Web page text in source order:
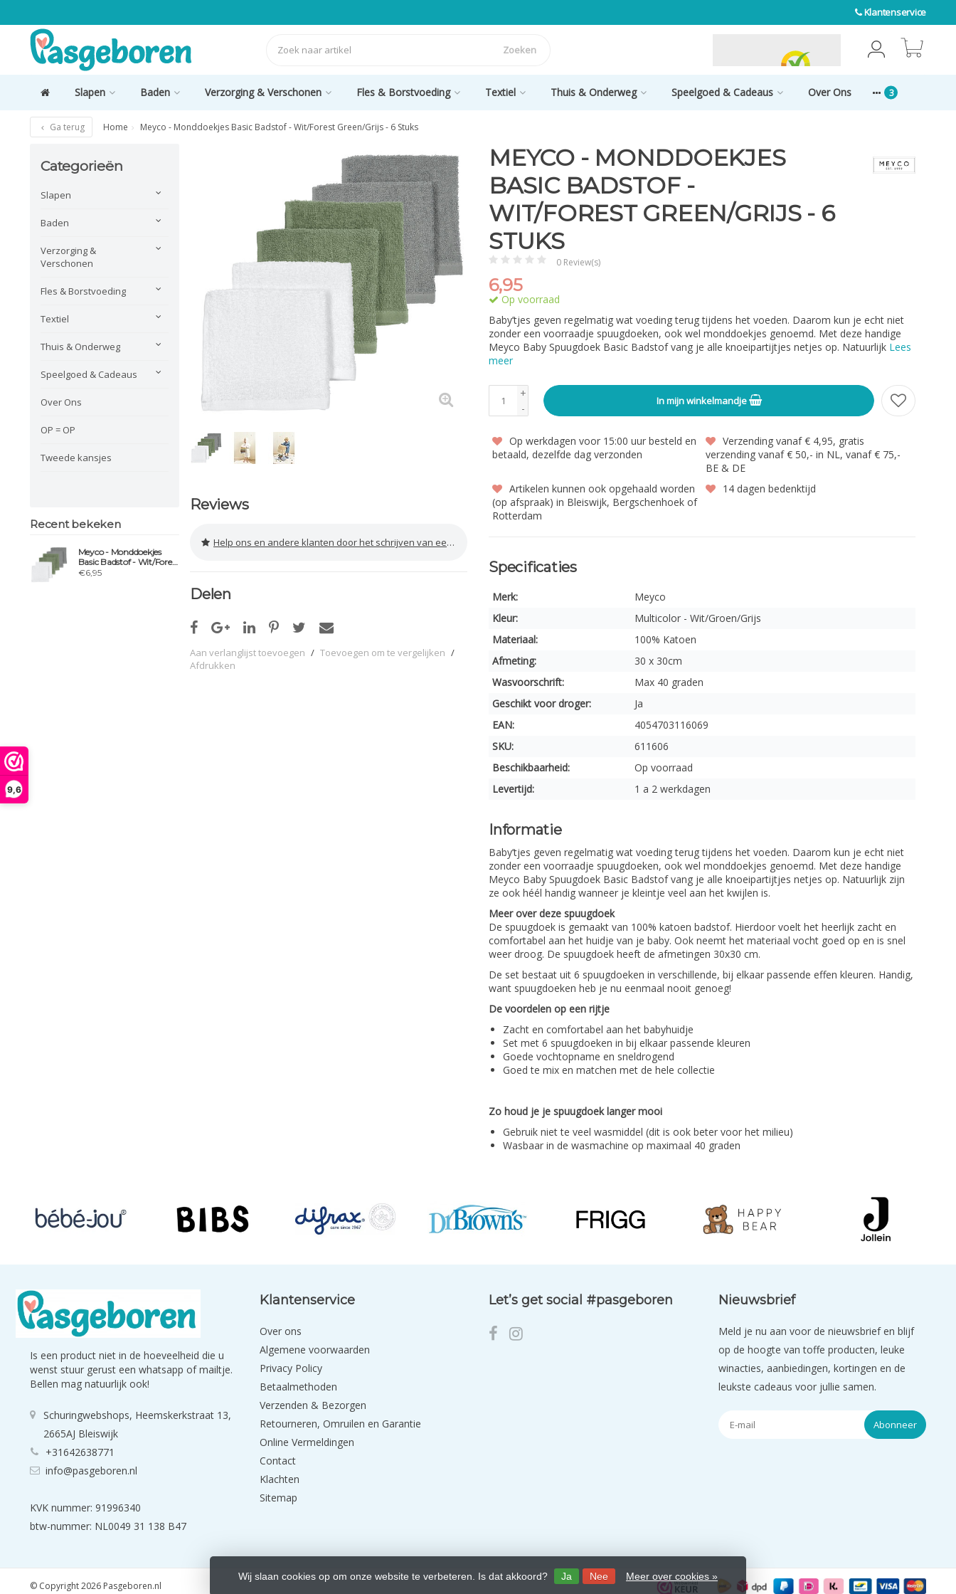
9,6
Wij slaan cookies op om onze website te verbeteren. Is dat akkoord? Ja Nee Meer over cookies »
Klantenservice
Zoeken
Slapen Baden Verzorging & Verschonen Fles & Borstvoeding Textiel Thuis & Onderweg Speelgoed & Cadeaus Over Ons
Ga terug Home Meyco - Monddoekjes Basic Badstof - Wit/Forest Green/Grijs - 6 Stuks
Categorieën
Slapen
Baden
Verzorging &
Verschonen
Fles & Borstvoeding
Textiel
Thuis & Onderweg
Speelgoed & Cadeaus
Over Ons
OP = OP
Tweede kansjes
Recent bekeken
Meyco - Monddoekjes
Basic Badstof - Wit/Forest
Green/Grijs - 6 Stuks
€6,95
Reviews
Help ons en andere klanten door het schrijven van een review
Delen
Aan verlanglijst toevoegen / Toevoegen om te vergelijken /
Afdrukken
MEYCO - MONDDOEKJES
BASIC BADSTOF -
WIT/FOREST GREEN/GRIJS - 6
STUKS
0 Review(s)
6,95
Op voorraad
Baby’tjes geven regelmatig wat voeding terug tijdens het voeden. Daarom kun je echt niet
zonder een voorraadje spuugdoeken, ook wel monddoekjes genoemd. Met deze handige
Meyco Baby Spuugdoek Basic Badstof vang je alle knoeipartijtjes netjes op. Natuurlijk Lees
meer
+
-
In mijn winkelmandje
Op werkdagen voor 15:00 uur besteld en
betaald, dezelfde dag verzonden
Verzending vanaf € 4,95, gratis
verzending vanaf € 50,- in NL, vanaf € 75,-
BE & DE
Artikelen kunnen ook opgehaald worden
(op afspraak) in Bleiswijk, Bergschenhoek of
Rotterdam
14 dagen bedenktijd
Specificaties
Merk:
Meyco
Kleur:
Multicolor - Wit/Groen/Grijs
Materiaal:
100% Katoen
Afmeting:
30 x 30cm
Wasvoorschrift:
Max 40 graden
Geschikt voor droger:
Ja
EAN:
4054703116069
SKU:
611606
Beschikbaarheid:
Op voorraad
Levertijd:
1 a 2 werkdagen
Informatie
Baby’tjes geven regelmatig wat voeding terug tijdens het voeden. Daarom kun je echt niet
zonder een voorraadje spuugdoeken, ook wel monddoekjes genoemd. Met deze handige
Meyco Baby Spuugdoek Basic Badstof vang je alle knoeipartijtjes netjes op. Natuurlijk zijn
ze ook héél handig wanneer je kleintje veel aan het kwijlen is.
Meer over deze spuugdoek
De spuugdoek is gemaakt van 100% katoen badstof. Hierdoor voelt het heerlijk zacht en
comfortabel aan het huidje van je baby. Ook neemt het materiaal vocht goed op en is snel
weer droog. De spuugdoek heeft de afmetingen 30x30 cm.
De set bestaat uit 6 spuugdoeken in verschillende, bij elkaar passende effen kleuren. Handig,
want spuugdoeken heb je nu eenmaal nooit genoeg!
De voordelen op een rijtje
Zacht en comfortabel aan het babyhuidje
Set met 6 spuugdoeken in bij elkaar passende kleuren
Goede vochtopname en sneldrogend
Goed te mix en matchen met de hele collectie
Zo houd je je spuugdoek langer mooi
Gebruik niet te veel wasmiddel (dit is ook beter voor het milieu)
Wasbaar in de wasmachine op maximaal 40 graden
Is een product niet in de hoeveelheid die u
wenst stuur gerust een whatsapp of mailtje.
Bellen mag natuurlijk ook!
Schuringwebshops, Heemskerkstraat 13,
2665AJ Bleiswijk
+31642638771
info@pasgeboren.nl
KVK nummer: 91996340
btw-nummer: NL0049 31 138 B47
Klantenservice
Over ons
Algemene voorwaarden
Privacy Policy
Betaalmethoden
Verzenden & Bezorgen
Retourneren, Omruilen en Garantie
Online Vermeldingen
Contact
Klachten
Sitemap
Let’s get social #pasgeboren Nieuwsbrief
Meld je nu aan voor de nieuwsbrief en blijf
op de hoogte van toffe producten, leuke
winacties, aanbiedingen, kortingen en de
leukste cadeaus voor jullie samen.
Abonneer
© Copyright 2026 Pasgeboren.nl